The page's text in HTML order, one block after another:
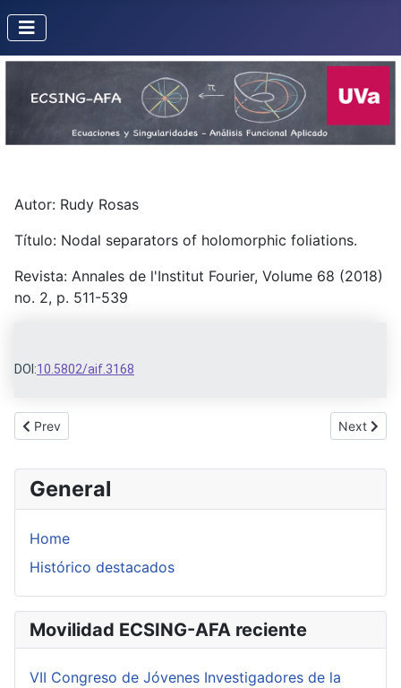
General
Home
Histórico destacados
Movilidad ECSING-AFA reciente
VII Congreso de Jóvenes Investigadores de la
Autor: Rudy Rosas
Título: Nodal separators of holomorphic foliations.
Revista: Annales de l'Institut Fourier, Volume 68 (2018)
no. 2, p. 511-539
DOI:10.5802/aif.3168
Previous article: Lefschetz duality for intersection (co)homology
Prev Next
Next